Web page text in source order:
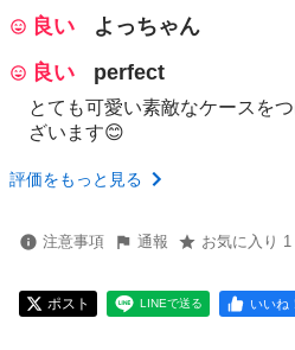
良い
よっちゃん
良い
perfect
とても可愛い素敵なケースを
ざいます😊
評価をもっと見る
注意事項 通報 お気に入り 1
ポスト LINEで送る いいね！